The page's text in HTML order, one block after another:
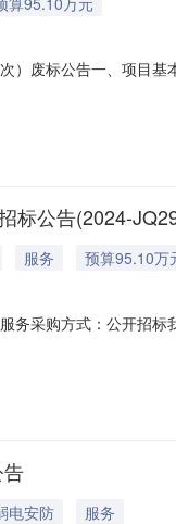
）废标公告一、项目
概况：序号服务名称
标公告(2024-
服务
预算95.10万
务采购方式：公开招
在30日内完成安装及
电安防
服务